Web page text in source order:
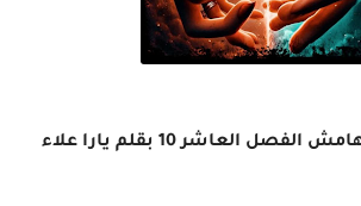
رواية قلوب علي الهامش الفصل العاشر 10 بقلم يارا علاء